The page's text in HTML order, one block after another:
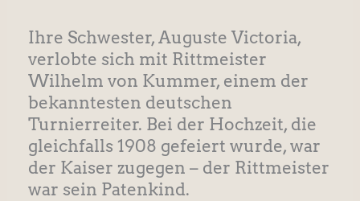
Ihre Schwester, Auguste Victoria,
verlobte sich mit Rittmeister
Wilhelm von Kummer, einem der
bekanntesten deutschen
Turnierreiter. Bei der Hochzeit, die
gleichfalls 1908 gefeiert wurde, war
der Kaiser zugegen – der Rittmeister
war sein Patenkind.